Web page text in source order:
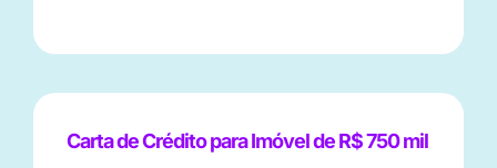
Carta de Crédito para Imóvel de R$ 750 mil